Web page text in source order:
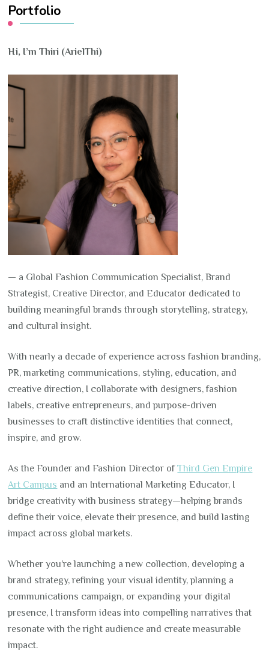
Portfolio
Hi, I’m Thiri (ArielThi)
— a Global Fashion Communication Specialist, Brand
Strategist, Creative Director, and Educator dedicated to
building meaningful brands through storytelling, strategy,
and cultural insight.
With nearly a decade of experience across fashion branding,
PR, marketing communications, styling, education, and
creative direction, I collaborate with designers, fashion
labels, creative entrepreneurs, and purpose-driven
businesses to craft distinctive identities that connect,
inspire, and grow.
As the Founder and Fashion Director ofThird Gen Empire
Art Campus and an International Marketing Educator, I
bridge creativity with business strategy—helping brands
define their voice, elevate their presence, and build lasting
impact across global markets.
Whether you’re launching a new collection, developing a
brand strategy, refining your visual identity, planning a
communications campaign, or expanding your digital
presence, I transform ideas into compelling narratives that
resonate with the right audience and create measurable
impact.